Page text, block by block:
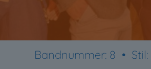
Bandnummer: 8 • Stil: